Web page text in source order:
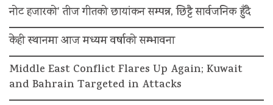
नोट हजारको’ तीज गीतको छायांकन सम्पन्न, छिट्टै सार्वजनिक हुँदै
केही स्थानमा आज मध्यम वर्षाको सम्भावना
Middle East Conflict Flares Up Again; Kuwait
and Bahrain Targeted in Attacks